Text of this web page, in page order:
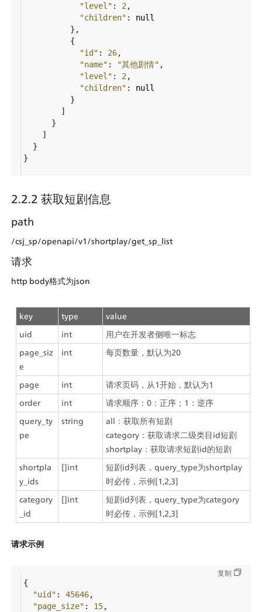
"level" : 2 ,
"children" : null
},
{
"id" : 26,
"name" : "其他剧情" ,
"level" : 2 ,
"children" : null
}
]
}
]
  }
}
2.2.2 获取短剧信息
path
/csj_sp/openapi/v1/shortplay/get_sp_list
请求
http body格式为json
key type
value
uid
int
用户在开发者侧唯一标志
page_siz
e
int 每页数量，默认为20
page int
请求页码，从1开始，默认为1
order
int
请求顺序：0：正序；1：逆序
query_ty
pe
string
all：获取所有短剧
category：获取请求二级类目id短剧
shortplay：获取请求短剧id的短剧
shortpla
y_ids
[]int
短剧id列表，query_type为shortplay
时必传，示例[1,2,3]
category
_id
[]int
短剧id列表，query_type为category
时必传，示例[1,2,3]
请求示例
复制
{
"uid" : 45646,
"page_size" : 15,